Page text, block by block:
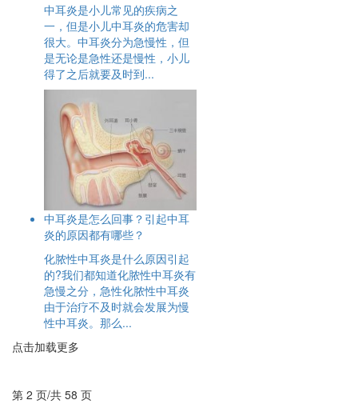
中耳炎是小儿常见的疾病之
一，但是小儿中耳炎的危害却
很大。中耳炎分为急慢性，但
是无论是急性还是慢性，小儿
得了之后就要及时到...
中耳炎是怎么回事？引起中耳
炎的原因都有哪些？
化脓性中耳炎是什么原因引起
的?我们都知道化脓性中耳炎有
急慢之分，急性化脓性中耳炎
由于治疗不及时就会发展为慢
性中耳炎。那么...
点击加载更多
第 2 页/共 58 页